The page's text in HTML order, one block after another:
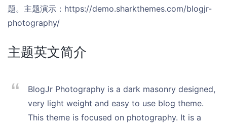
题。主题演示：https://demo.sharkthemes.com/blogjr-
photography/
主题英文简介
BlogJr Photography is a dark masonry designed,
very light weight and easy to use blog theme.
This theme is focused on photography. It is a